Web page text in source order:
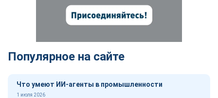
Популярное на сайте
Что умеют ИИ-агенты в промышленности
1 июля 2026